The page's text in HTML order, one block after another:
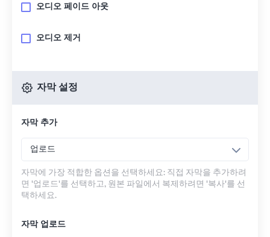
오디오 페이드 아웃
오디오 제거
자막 설정
자막 추가
업로드
자막에 가장 적합한 옵션을 선택하세요: 직접 자막을 추가하려
면 '업로드'를 선택하고, 원본 파일에서 복제하려면 '복사'를 선
택하세요.
자막 업로드